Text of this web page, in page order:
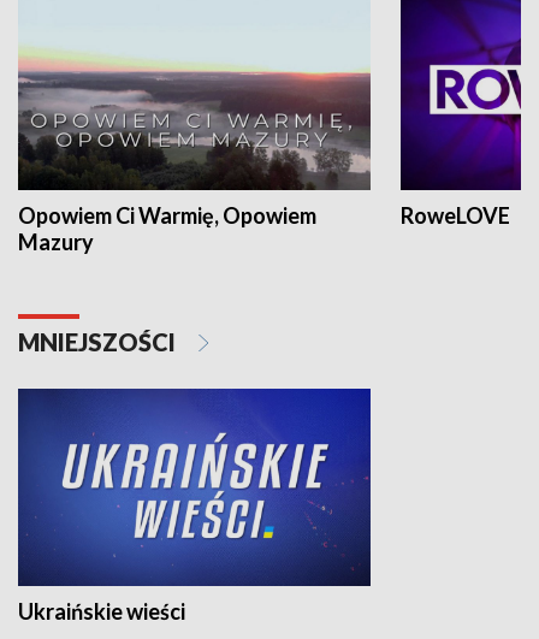
Opowiem Ci Warmię, Opowiem
Mazury
RoweLOVE
MNIEJSZOŚCI
Ukraińskie wieści